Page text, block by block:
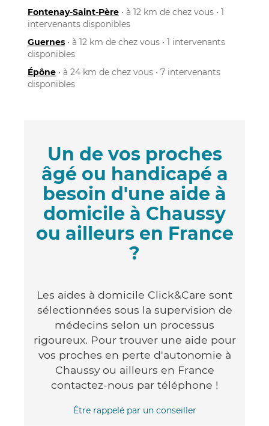
Fontenay-Saint-Père • à 12 km de chez vous • 1
intervenants disponibles
Guernes • à 12 km de chez vous • 1 intervenants
disponibles
Épône • à 24 km de chez vous • 7 intervenants
disponibles
Un de vos proches
âgé ou handicapé a
besoin d'une aide à
domicile à Chaussy
ou ailleurs en France
?
Les aides à domicile Click&Care sont
sélectionnées sous la supervision de
médecins selon un processus
rigoureux. Pour trouver une aide pour
vos proches en perte d'autonomie à
Chaussy ou ailleurs en France
contactez-nous par téléphone !
Être rappelé par un conseiller